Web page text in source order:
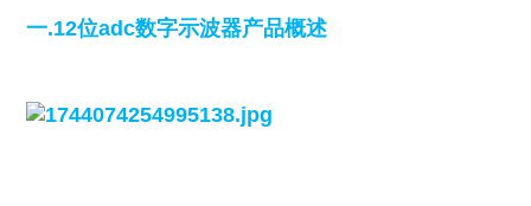
一.12位adc数字示波器产品概述